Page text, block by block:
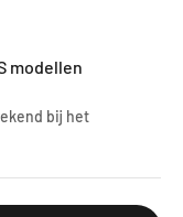
modellen
bij het